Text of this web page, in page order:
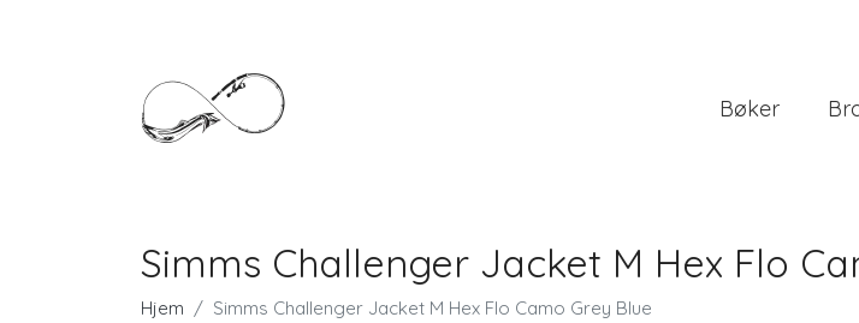
Bøker
Simms Challenger Jacket M Hex Flo
Hjem Simms Challenger Jacket M Hex Flo Camo Grey Blue